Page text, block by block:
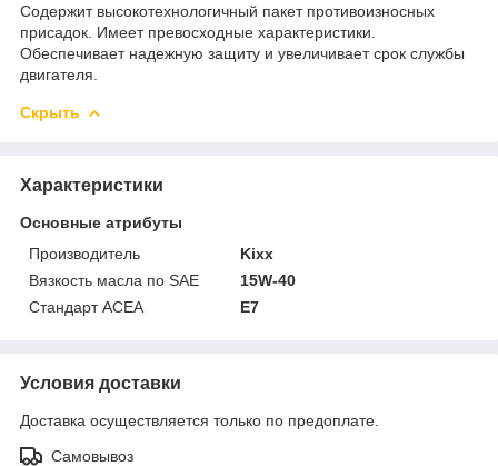
Содержит высокотехнологичный пакет противоизносных
присадок. Имеет превосходные характеристики.
Обеспечивает надежную защиту и увеличивает срок службы
двигателя.
Скрыть
Характеристики
Основные атрибуты
Производитель
Kixx
Вязкость масла по SAE
15W-40
Стандарт ACEA
E7
Условия доставки
Доставка осуществляется только по предоплате.
Самовывоз